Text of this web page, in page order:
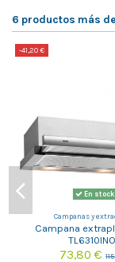
6 productos más
-41,20 €
En stock
Campanas y
Campana
73,80 €